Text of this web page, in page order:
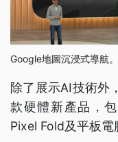
Google地圖沉浸式導航
除了展示AI技術外
款硬體新產品，
Pixel Fold及平板電